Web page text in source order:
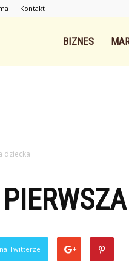
Kontakt
BIZNES
dziecka
Twitterze